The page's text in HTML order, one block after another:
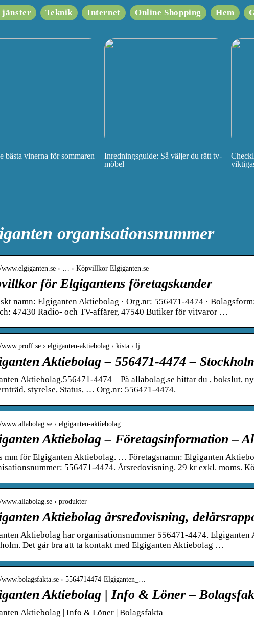
Teknik Internet Online Shopping Hem
bästa vinerna för sommaren
Inredningsguide: Så väljer du rätt tv-
möbel
organisationsnummer
www.elgiganten.se › … › Köpvillkor Elgiganten.se
för Elgigantens företagskunder
namn: Elgiganten Aktiebolag · Org.nr: 556471-4474 ·
47430 Radio- och TV-affärer, 47540 Butiker för vitvaror …
› elgiganten-aktiebolag › kista › lj…
Aktiebolag – 556471-4474 –
Aktiebolag,556471-4474 – På allabolag.se hittar du , bokslut,
styrelse, Status, … Org.nr: 556471-4474.
› elgiganten-aktiebolag
Aktiebolag – Företagsinformation –
mm för Elgiganten Aktiebolag. … Företagsnamn: Elgiganten
556471-4474. Årsredovisning. 29 kr exkl. moms.
› produkter
Aktiebolag årsredovisning,
Aktiebolag har organisationsnummer 556471-4474. Elgiganten
Det går bra att ta kontakt med Elgiganten Aktiebolag …
› 5564714474-Elgiganten_…
Aktiebolag | Info & Löner –
Aktiebolag | Info & Löner | Bolagsfakta